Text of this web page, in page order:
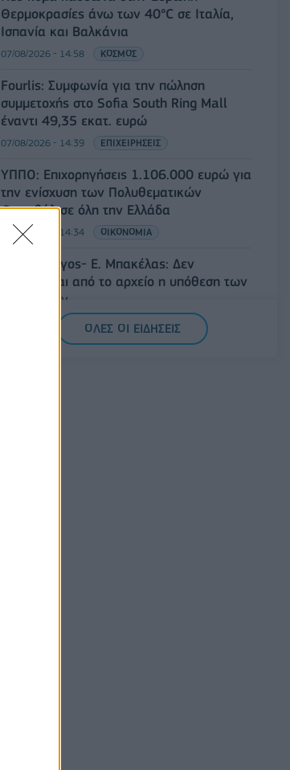
Θερμοκρασίες άνω των 40°C σε Ιταλία,
Ισπανία και Βαλκάνια
07/08/2026 - 14:58 ΚΟΣΜΟΣ
Fourlis: Συμφωνία για την πώληση
συμμετοχής στο Sofia South Ring Mall
έναντι 49,35 εκατ. ευρώ
07/08/2026 - 14:39 ΕΠΙΧΕΙΡΗΣΕΙΣ
ΥΠΠΟ: Επιχορηγήσεις 1.106.000 ευρώ για
την ενίσχυση των Πολυθεματικών
Φεστιβάλ σε όλη την Ελλάδα
07/08/2026 - 14:34 ΟΙΚΟΝΟΜΙΑ
Άρειος Πάγος- Ε. Μπακέλας: Δεν
ανασύρεται από το αρχείο η υπόθεση των
υποκλοπών
07/08/2026 - 14:11 ΕΛΛΑΔΑ
ΟΛΕΣ ΟΙ ΕΙΔΗΣΕΙΣ